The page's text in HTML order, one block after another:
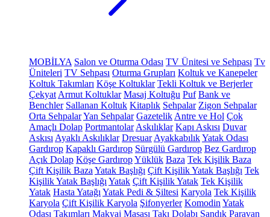
MOBİLYA Salon ve Oturma Odası TV Ünitesi ve Sehpası Tv
Üniteleri TV Sehpası Oturma Grupları Koltuk ve Kanepeler
Koltuk Takımları Köşe Koltuklar Tekli Koltuk ve Berjerler
Çekyat Armut Koltuklar Masaj Koltuğu Puf Bank ve
Benchler Sallanan Koltuk Kitaplık Sehpalar Zigon Sehpalar
Orta SehpalarYan Sehpalar Gazetelik Antre ve Hol Çok
Amaçlı Dolap Portmantolar Askılıklar Kapı Askısı Duvar
Askısı Ayaklı Askılıklar Dresuar AyakkabılıkYatak Odası
Gardırop Kapaklı Gardırop Sürgülü Gardırop Bez Gardırop
Açık Dolap Köşe GardıropYüklük Baza Tek Kişilik Baza
Çift Kişilik Baza Yatak Başlığı Çift Kişilik Yatak Başlığı Tek
Kişilik Yatak Başlığı Yatak Çift Kişilik Yatak Tek Kişilik
Yatak Hasta Yatağı Yatak Pedi & Şiltesi Karyola Tek Kişilik
Karyola Çift Kişilik Karyola Şifonyerler Komodin Yatak
Odası Takımları Makyaj Masası Takı Dolabı Sandık Paravan